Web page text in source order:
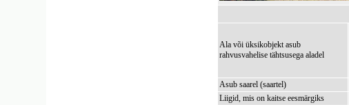
Ala või üksikobjekt asub
rahvusvahelise tähtsusega aladel
Asub saarel (saartel)
Liigid, mis on kaitse eesmärgiks